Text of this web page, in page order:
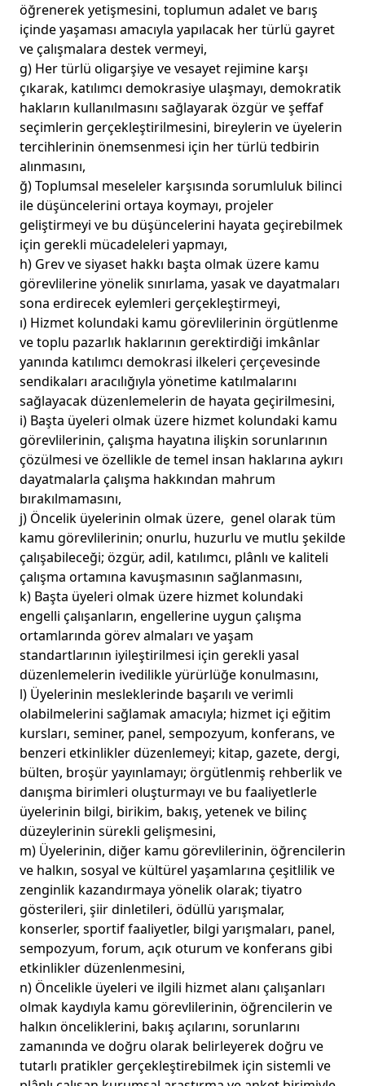
öğrenerek yetişmesini, toplumun adalet ve barış
içinde yaşaması amacıyla yapılacak her türlü gayret
ve çalışmalara destek vermeyi,
g) Her türlü oligarşiye ve vesayet rejimine karşı
çıkarak, katılımcı demokrasiye ulaşmayı, demokratik
hakların kullanılmasını sağlayarak özgür ve şeffaf
seçimlerin gerçekleştirilmesini, bireylerin ve üyelerin
tercihlerinin önemsenmesi için her türlü tedbirin
alınmasını,
ğ) Toplumsal meseleler karşısında sorumluluk bilinci
ile düşüncelerini ortaya koymayı, projeler
geliştirmeyi ve bu düşüncelerini hayata geçirebilmek
için gerekli mücadeleleri yapmayı,
h) Grev ve siyaset hakkı başta olmak üzere kamu
görevlilerine yönelik sınırlama, yasak ve dayatmaları
sona erdirecek eylemleri gerçekleştirmeyi,
ı) Hizmet kolundaki kamu görevlilerinin örgütlenme
ve toplu pazarlık haklarının gerektirdiği imkânlar
yanında katılımcı demokrasi ilkeleri çerçevesinde
sendikaları aracılığıyla yönetime katılmalarını
sağlayacak düzenlemelerin de hayata geçirilmesini,
i) Başta üyeleri olmak üzere hizmet kolundaki kamu
görevlilerinin, çalışma hayatına ilişkin sorunlarının
çözülmesi ve özellikle de temel insan haklarına aykırı
dayatmalarla çalışma hakkından mahrum
bırakılmamasını,
j) Öncelik üyelerinin olmak üzere, genel olarak tüm
kamu görevlilerinin; onurlu, huzurlu ve mutlu şekilde
çalışabileceği; özgür, adil, katılımcı, plânlı ve kaliteli
çalışma ortamına kavuşmasının sağlanmasını,
k) Başta üyeleri olmak üzere hizmet kolundaki
engelli çalışanların, engellerine uygun çalışma
ortamlarında görev almaları ve yaşam
standartlarının iyileştirilmesi için gerekli yasal
düzenlemelerin ivedilikle yürürlüğe konulmasını,
l) Üyelerinin mesleklerinde başarılı ve verimli
olabilmelerini sağlamak amacıyla; hizmet içi eğitim
kursları, seminer, panel, sempozyum, konferans, ve
benzeri etkinlikler düzenlemeyi; kitap, gazete, dergi,
bülten, broşür yayınlamayı; örgütlenmiş rehberlik ve
danışma birimleri oluşturmayı ve bu faaliyetlerle
üyelerinin bilgi, birikim, bakış, yetenek ve bilinç
düzeylerinin sürekli gelişmesini,
m) Üyelerinin, diğer kamu görevlilerinin, öğrencilerin
ve halkın, sosyal ve kültürel yaşamlarına çeşitlilik ve
zenginlik kazandırmaya yönelik olarak; tiyatro
gösterileri, şiir dinletileri, ödüllü yarışmalar,
konserler, sportif faaliyetler, bilgi yarışmaları, panel,
sempozyum, forum, açık oturum ve konferans gibi
etkinlikler düzenlenmesini,
n) Öncelikle üyeleri ve ilgili hizmet alanı çalışanları
olmak kaydıyla kamu görevlilerinin, öğrencilerin ve
halkın önceliklerini, bakış açılarını, sorunlarını
zamanında ve doğru olarak belirleyerek doğru ve
tutarlı pratikler gerçekleştirebilmek için sistemli ve